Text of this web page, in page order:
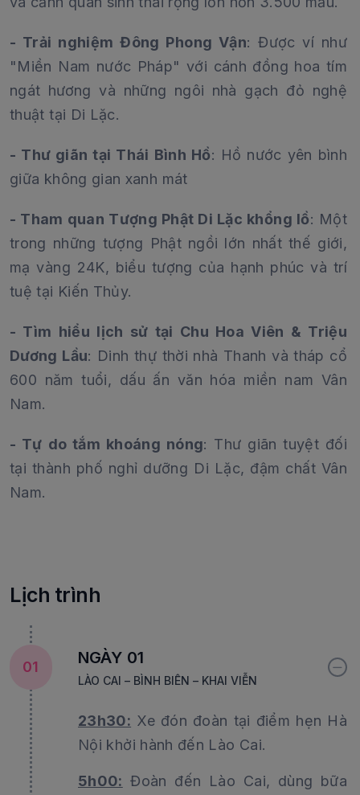
- Trải nghiệm Đông Phong Vận: Được ví như
"Miền Nam nước Pháp" với cánh đồng hoa tím
ngát hương và những ngôi nhà gạch đỏ nghệ
thuật tại Di Lặc.
- Thư giãn tại Thái Bình Hồ: Hồ nước yên bình
giữa không gian xanh mát
- Tham quan Tượng Phật Di Lặc khổng lồ: Một
trong những tượng Phật ngồi lớn nhất thế giới,
mạ vàng 24K, biểu tượng của hạnh phúc và trí
tuệ tại Kiến Thủy.
- Tìm hiểu lịch sử tại Chu Hoa Viên & Triệu
Dương Lầu: Dinh thự thời nhà Thanh và tháp cổ
600 năm tuổi, dấu ấn văn hóa miền nam Vân
Nam.
- Tự do tắm khoáng nóng: Thư giãn tuyệt đối
tại thành phố nghỉ dưỡng Di Lặc, đậm chất Vân
Nam.
Lịch trình
01 NGÀY 01
LÀO CAI – BÌNH BIÊN – KHAI VIỄN
23h30: Xe đón đoàn tại điểm hẹn Hà
Nội khởi hành đến Lào Cai.
5h00: Đoàn đến Lào Cai, dùng bữa